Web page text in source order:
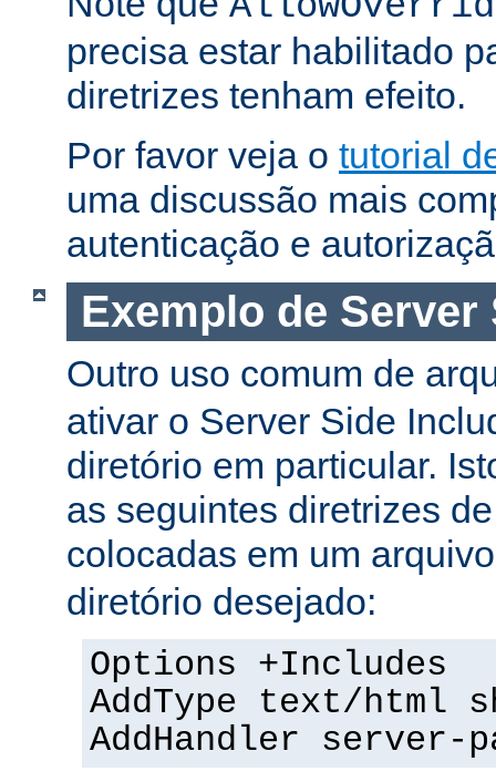
precisa estar habilitado
diretrizes tenham efeito.
Por favor veja o tutorial
uma discussão mais
autenticação e
Exemplo de Server
Outro uso comum de
ativar o Server Side
diretório em particular.
as seguintes diretrizes
colocadas em um
diretório desejado:
Options +Includes
AddType text/html
AddHandler server-